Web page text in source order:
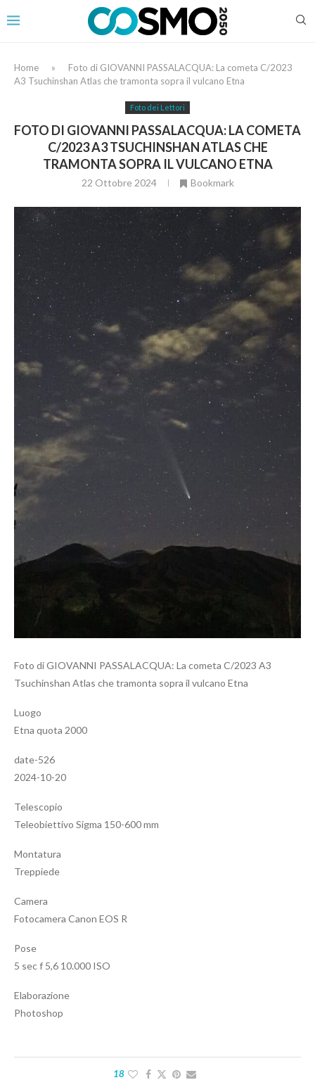
Home »
Foto di GIOVANNI PASSALACQUA: La cometa C/2023
A3 Tsuchinshan Atlas che tramonta sopra il vulcano Etna
Foto dei Lettori
FOTO DI GIOVANNI PASSALACQUA: LA COMETA
C/2023 A3 TSUCHINSHAN ATLAS CHE
TRAMONTA SOPRA IL VULCANO ETNA
22 Ottobre 2024 Bookmark
Foto di GIOVANNI PASSALACQUA: La cometa C/2023 A3
Tsuchinshan Atlas che tramonta sopra il vulcano Etna
Luogo
Etna quota 2000
date-526
2024-10-20
Telescopio
Teleobiettivo Sigma 150-600 mm
Montatura
Treppiede
Camera
Fotocamera Canon EOS R
Pose
5 sec f 5,6 10.000 ISO
Elaborazione
Photoshop
18